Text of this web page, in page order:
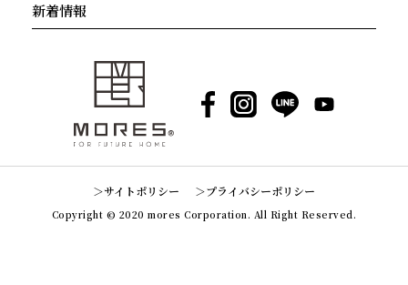
新着情報
Facebook
Instagram
LINE YouTube
サイトポリシー プライバシーポリシー
Copyright © 2020 mores Corporation. All Right Reserved.